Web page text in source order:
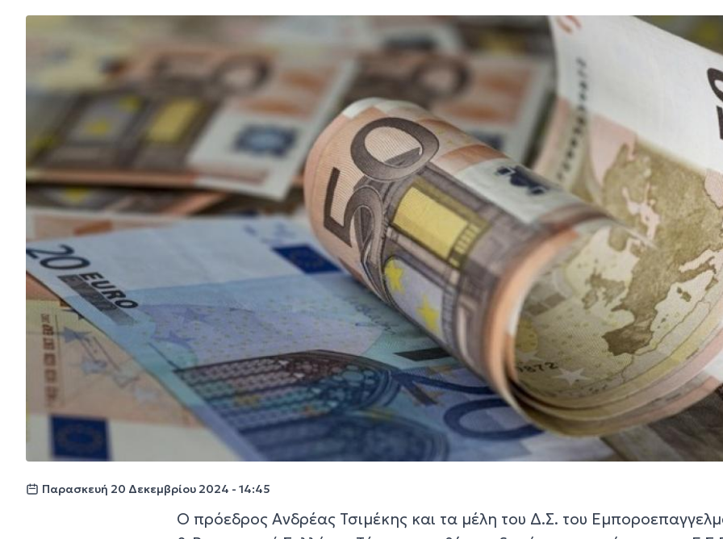
Παρασκευή 20 Δεκεμβρίου 2024 - 14:45
Ο πρόεδρος Ανδρέας Τσιμέκης και τα μέλη του Δ.Σ. του